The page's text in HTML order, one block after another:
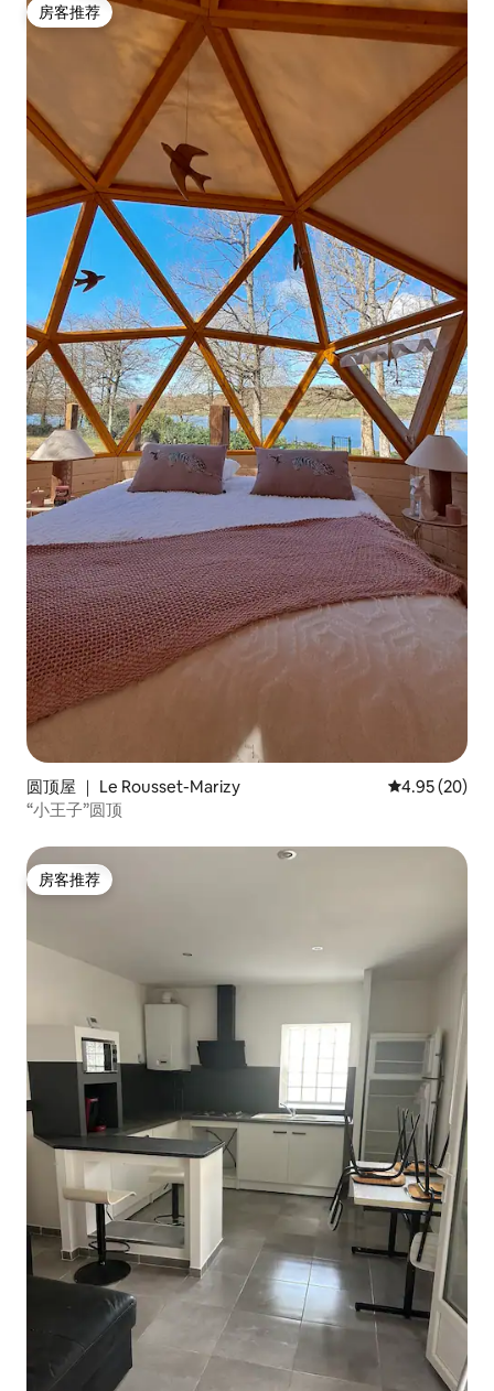
房客推荐
房客推荐
圆顶屋 ｜ Le Rousset-Marizy 平均评分
4.95 (20)
“小王子”圆顶
房客推荐
房客推荐